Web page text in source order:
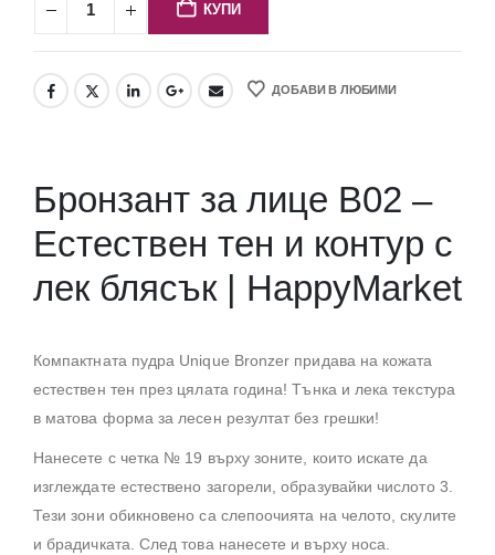
КУПИ
ДОБАВИ В ЛЮБИМИ
Бронзант за лице B02 –
Естествен тен и контур с
лек блясък | HappyMarket
Компактната пудра Unique Bronzer придава на кожата
естествен тен през цялата година! Тънка и лека текстура
в матова форма за лесен резултат без грешки!
Нанесете с четка № 19 върху зоните, които искате да
изглеждате естествено загорели, образувайки числото 3.
Тези зони обикновено са слепоочията на челото, скулите
и брадичката. След това нанесете и върху носа.